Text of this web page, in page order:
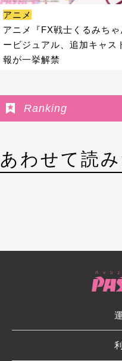
アニメ
アニメ『FX戦士くるみち
ービジュアル、追加キャス
報が一挙解禁
Ranking
あわせて読